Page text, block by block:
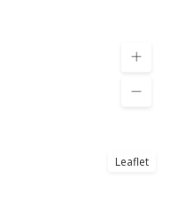
Leaflet